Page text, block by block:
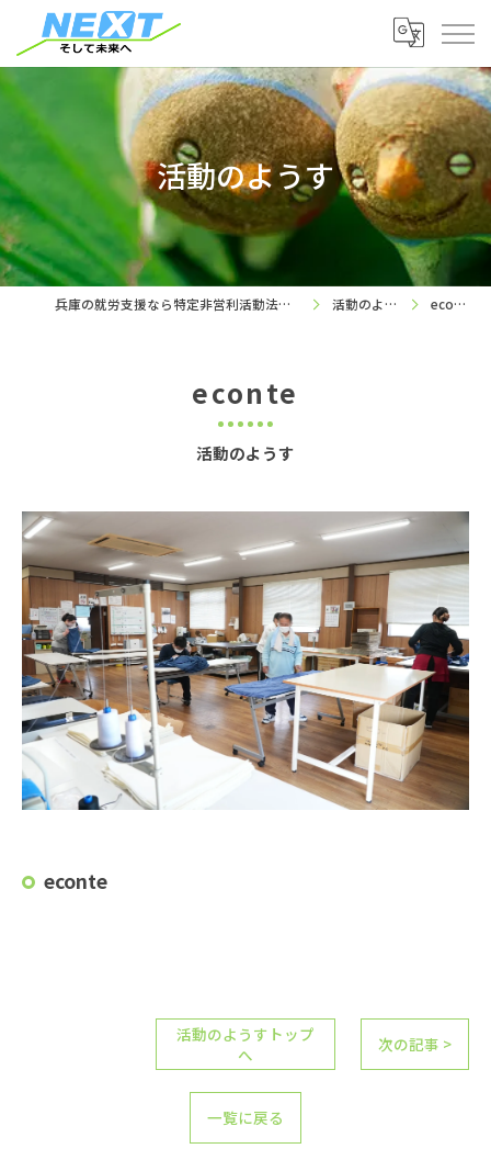
活動のようす
兵庫の就労支援なら特定非営利活動法人ネクスト 活動のようす econte
活動のようす
econte
econte
活動のようすトップ
へ
次の記事 >
一覧に戻る